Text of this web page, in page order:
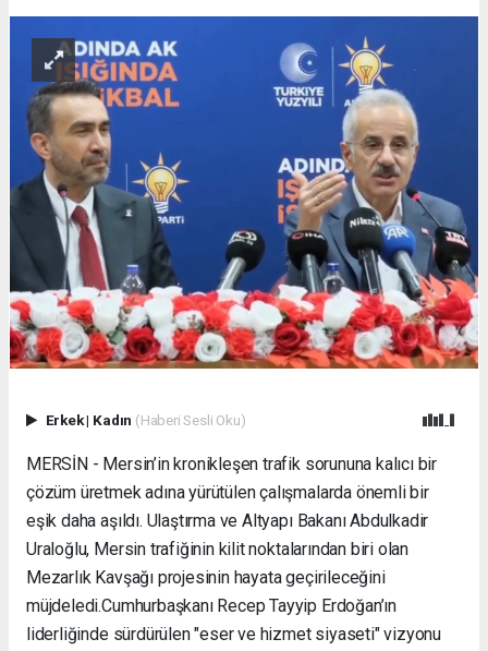
Erkek| Kadın (Haberi Sesli Oku)
MERSİN - Mersin’in kronikleşen trafik sorununa kalıcı bir
çözüm üretmek adına yürütülen çalışmalarda önemli bir
eşik daha aşıldı. Ulaştırma ve Altyapı Bakanı Abdulkadir
Uraloğlu, Mersin trafiğinin kilit noktalarından biri olan
Mezarlık Kavşağı projesinin hayata geçirileceğini
müjdeledi. ​Cumhurbaşkanı Recep Tayyip Erdoğan’ın
liderliğinde sürdürülen "eser ve hizmet siyaseti" vizyonu